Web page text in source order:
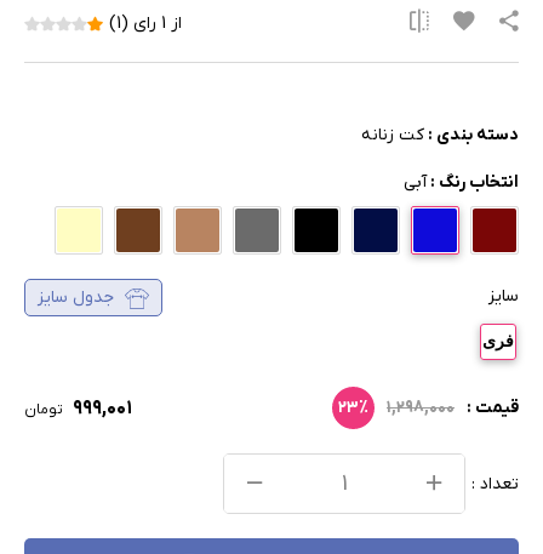
از 1 رای (1)
دسته بندی : کت زنانه
انتخاب رنگ :آبی
سایز جدول سایز
فری
قیمت : ۱,۲۹۸,۰۰۰ ۲۳٪ ۹۹۹,۰۰۱ تومان
تعداد :